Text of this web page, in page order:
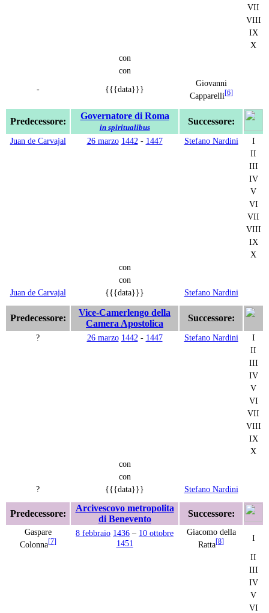
VII
VIII
IX
X
con
con
-
{{{data}}}
Giovanni
Capparelli[6]
Predecessore:
Governatore di Roma
in spiritualibus
Successore:
Juan de Carvajal 26 marzo 1442 - 1447 Stefano Nardini
I
II
III
IV
V
VI
VII
VIII
IX
X
con
con
Juan de Carvajal
{{{data}}} Stefano Nardini
Predecessore:
Vice-Camerlengo della
Camera Apostolica
Successore:
? 26 marzo 1442 - 1447 Stefano Nardini
I
II
III
IV
V
VI
VII
VIII
IX
X
con
con
?
{{{data}}} Stefano Nardini
Predecessore:
Arcivescovo metropolita
di Benevento
Successore:
Gaspare
Colonna[7]
8 febbraio 1436 – 10 ottobre
1451
Giacomo della
Ratta[8]
I
II
III
IV
V
VI